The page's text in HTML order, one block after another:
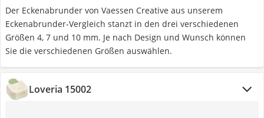
Der Eckenabrunder von Vaessen Creative aus unserem
Eckenabrunder-Vergleich stanzt in den drei verschiedenen
Größen 4, 7 und 10 mm. Je nach Design und Wunsch können
Sie die verschiedenen Größen auswählen.
Loveria 15002